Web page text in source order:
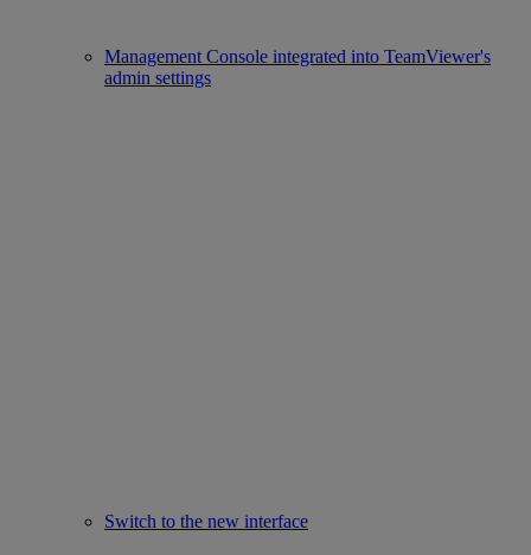
Management Console integrated into TeamViewer's
admin settings
Switch to the new interface